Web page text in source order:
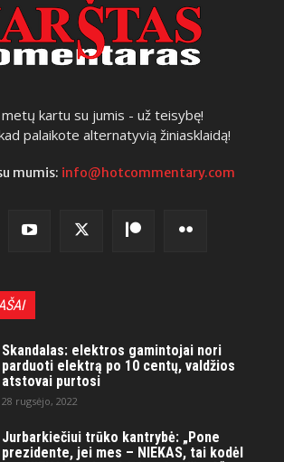
metų kartu su jumis - už teisybę!
palaikote alternatyvią žiniasklaidą!
mumis: info@hotcommentary.com
Skandalas: elektros gamintojai nori
parduoti elektrą po 10 centų, valdžios
atstovai purtosi
28 rugsėjo, 2022
Jurbarkiečiui trūko kantrybė: „Pone
prezidente, jei mes – NIEKAS, tai kodėl